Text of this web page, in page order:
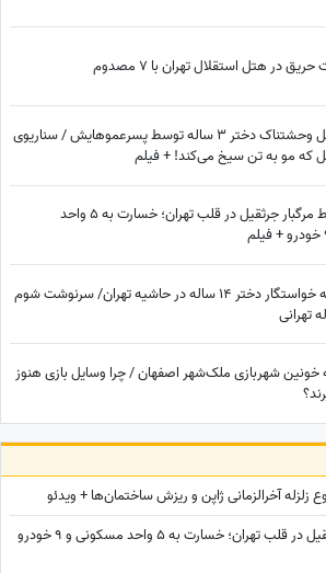
در هتل استقلال تهران با 7 مصدوم
پشت‌پرده قتل وحشتناک دختر 3 ساله توسط پسرعموهایش / سناریوی
که مو به تن سیخ می‌کند! + فیلم
جزئیات سقوط مرگبار جرثقیل در قلب تهران؛ خسارت به 5 واحد
قتل وحشیانه خواستگار دختر 14 ساله در حاشیه تهران/ سرنوشت شوم
خونین شهربازی ملک‌شهر اصفهان / چرا وسایل بازی هنوز
زلزله آخرالزمانی ژاپن و ریزش ساختمان‌ها + ویدئو
جزئیات سقوط مرگبار جرثقیل در قلب تهران؛ خسارت به 5 واحد مسکونی و 9 خودرو